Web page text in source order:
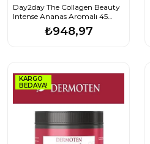
Day2day The Collagen Beauty
Intense Ananas Aromalı 45
Saşe - %50 Daha Fazla
₺948,97
KARGO
BEDAVA!